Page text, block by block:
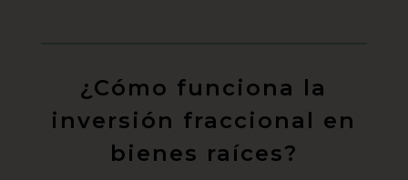
¿Cómo funciona la
inversión fraccional en
bienes raíces?